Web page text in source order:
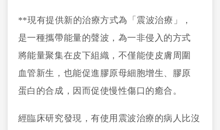
**現有提供新的治療方式為「震波治療」，
是一種攜帶能量的聲波，為一非侵入的方式
將能量聚集在皮下組織，不僅能使皮膚周圍
血管新生，也能促進膠原母細胞增生、膠原
蛋白的合成，因而促使慢性傷口的癒合。
經臨床研究發現，有使用震波治療的病人比沒